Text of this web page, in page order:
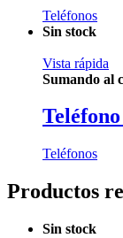
Teléfonos
Sin stock
Vista rápida
Sumando al
Teléfonos
Productos
Sin stock